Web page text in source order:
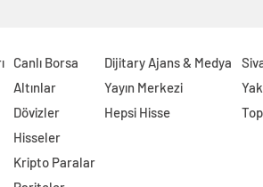
Canlı Borsa
Altınlar
Dövizler
Hisseler
Kripto Paralar
Dijitary Ajans & Medya
Yayın Merkezi
Hepsi Hisse